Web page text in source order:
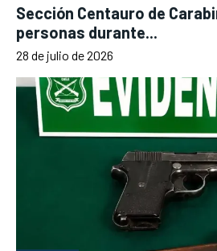
Sección Centauro de
personas durante...
28 de julio de 2026